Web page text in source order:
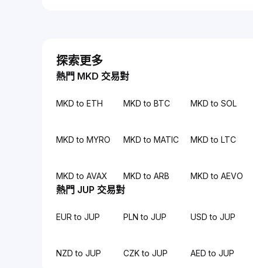
探索更多
熱門 MKD 交易對
MKD to ETH MKD to BTC MKD to SOL
MKD to MYRO MKD to MATIC MKD to LTC
MKD to AVAX MKD to ARB MKD to AEVO
熱門 JUP 交易對
EUR to JUP PLN to JUP USD to JUP
NZD to JUP CZK to JUP AED to JUP